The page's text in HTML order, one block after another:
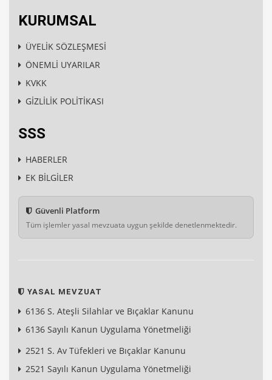
KURUMSAL
ÜYELİK SÖZLEŞMESİ
ÖNEMLİ UYARILAR
KVKK
GİZLİLİK POLİTİKASI
SSS
HABERLER
EK BİLGİLER
Güvenli Platform
Tüm işlemler yasal mevzuata uygun şekilde denetlenmektedir.
YASAL MEVZUAT
6136 S. Ateşli Silahlar ve Bıçaklar Kanunu
6136 Sayılı Kanun Uygulama Yönetmeliği
2521 S. Av Tüfekleri ve Bıçaklar Kanunu
2521 Sayılı Kanun Uygulama Yönetmeliği